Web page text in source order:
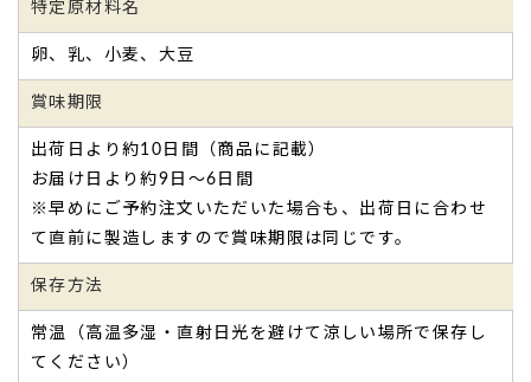
特定原材料名
卵、乳、小麦、大豆
賞味期限
出荷日より約10日間（商品に記載）
お届け日より約9日～6日間
※早めにご予約注文いただいた場合も、出荷日に合わせ
て直前に製造しますので賞味期限は同じです。
保存方法
常温（高温多湿・直射日光を避けて涼しい場所で保存し
てください）